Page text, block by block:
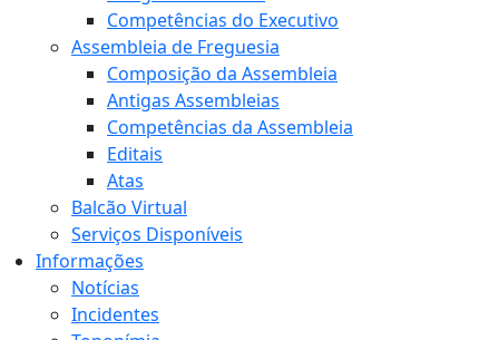
Competências do Executivo
Assembleia de Freguesia
Composição da Assembleia
Antigas Assembleias
Competências da Assembleia
Editais
Atas
Balcão Virtual
Serviços Disponíveis
Informações
Notícias
Incidentes